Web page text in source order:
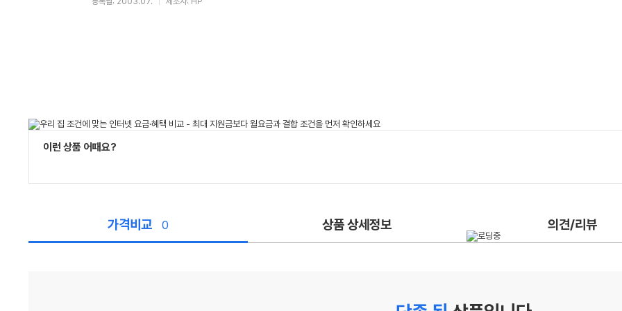
이런 상품 어때요?
가격비교 0 상품 상세정보 의견/리뷰